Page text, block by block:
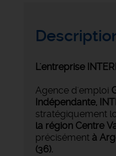
L'entreprise
Agence d'emploi
Indépendante,
stratégiquement
la région Centre
précisément à
(36).